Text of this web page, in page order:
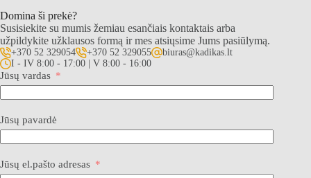
Domina ši prekė?
Susisiekite su mumis žemiau esančiais kontaktais arba
užpildykite užklausos formą ir mes atsiųsime Jums pasiūlymą.
+370 52 329054 +370 52 329055
biuras@kadikas.lt
I - IV 8:00 - 17:00 | V 8:00 - 16:00
Jūsų vardas
Jūsų pavardė
Jūsų el.pašto adresas